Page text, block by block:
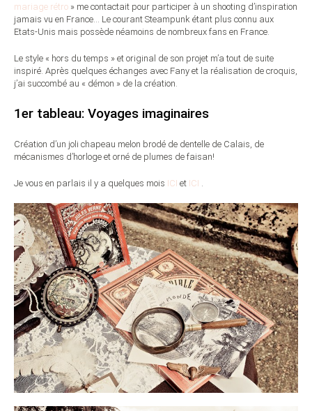
mariage rétro » me contactait pour participer à un shooting d’inspiration
jamais vu en France… Le courant Steampunk étant plus connu aux
Etats-Unis mais possède néamoins de nombreux fans en France.
Le style « hors du temps » et original de son projet m’a tout de suite
inspiré. Après quelques échanges avec Fany et la réalisation de croquis,
j’ai succombé au « démon » de la création.
1er tableau: Voyages imaginaires
Création d’un joli chapeau melon brodé de dentelle de Calais, de
mécanismes d’horloge et orné de plumes de faisan!
Je vous en parlais il y a quelques mois ICI et ICI